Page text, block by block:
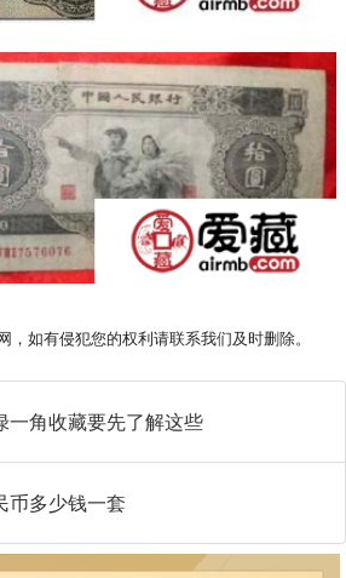
，如有侵犯您的权利请联系我们及时删除。
一角收藏要先了解这些
币多少钱一套